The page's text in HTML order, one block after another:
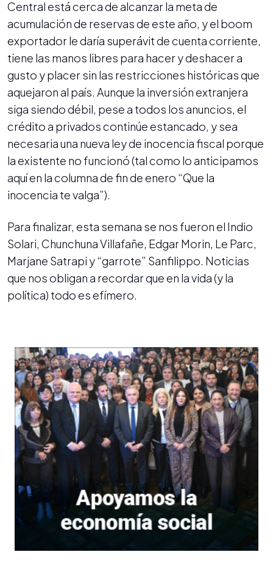
Central está cerca de alcanzar la meta de
acumulación de reservas de este año, y el boom
exportador le daría superávit de cuenta corriente,
tiene las manos libres para hacer y deshacer a
gusto y placer sin las restricciones históricas que
aquejaron al país. Aunque la inversión extranjera
siga siendo débil, pese a todos los anuncios, el
crédito a privados continúe estancado, y sea
necesaria una nueva ley de inocencia fiscal porque
la existente no funcionó (tal como lo anticipamos
aquí en la columna de fin de enero “Que la
inocencia te valga”).
Para finalizar, esta semana se nos fueron el Indio
Solari, Chunchuna Villafañe, Edgar Morin, Le Parc,
Marjane Satrapi y “garrote” Sanfilippo. Noticias
que nos obligan a recordar que en la vida (y la
política) todo es efímero.